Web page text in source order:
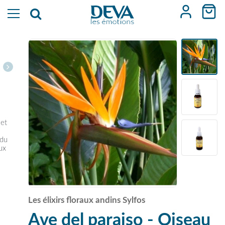
Les élixirs floraux andins Sylfos
Ave del paraiso - Oiseau